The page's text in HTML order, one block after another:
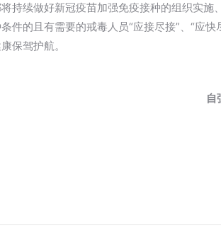
持续做好新冠疫苗加强免疫接种的组织实施
件的且有需要的戒毒人员“应接尽接”、“应快
保驾护航。
自